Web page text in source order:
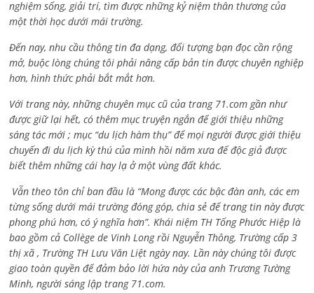
nghiệm sống, giải trí, tìm được những kỷ niệm thân thương của
một thời học dưới mái trường.
Đến nay, nhu cầu thông tin đa dạng, đối tượng bạn đọc cần rộng
mở, buộc lòng chúng tôi phải nâng cấp bản tin được chuyên nghiệp
hơn, hình thức phải bắt mắt hơn.
Với trang này, những chuyên mục cũ của trang 71.com gần như
được giữ lại hết, có thêm mục truyện ngắn để giới thiệu những
sáng tác mới ; mục “du lịch hàm thụ” để mọi người được giới thiệu
chuyến đi du lịch kỳ thú của mình hồi năm xưa để độc giả được
biết thêm những cái hay lạ ở một vùng đất khác.
Vẫn theo tôn chỉ ban đầu là “Mong được các bậc đàn anh, các em
từng sống dưới mái trường đóng góp, chia sẻ để trang tin này được
phong phú hơn, có ý nghĩa hơn”. Khái niệm TH Tống Phước Hiệp là
bao gồm cả Collège de Vinh Long rồi Nguyễn Thông, Trường cấp 3
thị xã , Trường TH Lưu Văn Liệt ngày nay. Lần này chúng tôi được
giao toàn quyền để đảm bảo lời hứa này của anh Trương Tường
Minh, người sáng lập trang 71.com.